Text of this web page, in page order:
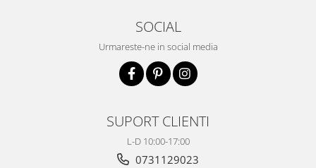
SOCIAL
Urmareste-ne in social media
SUPORT CLIENTI
L-D 10:00-17:00
0731129023